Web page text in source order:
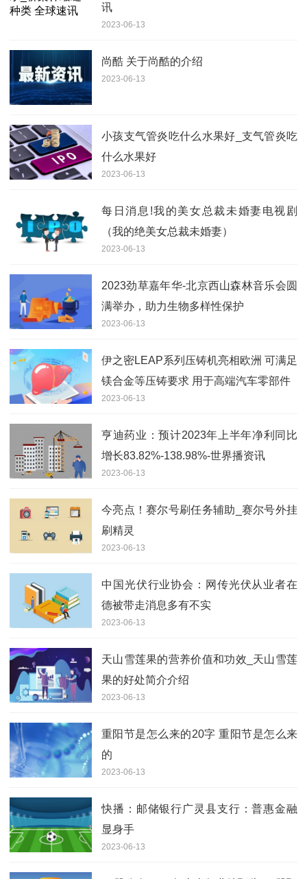
讯
2023-06-13
尚酷 关于尚酷的介绍
2023-06-13
小孩支气管炎吃什么水果好_支气管炎吃
什么水果好
2023-06-13
每日消息!我的美女总裁未婚妻电视剧
（我的绝美女总裁未婚妻）
2023-06-13
2023劲草嘉年华-北京西山森林音乐会圆
满举办，助力生物多样性保护
2023-06-13
伊之密LEAP系列压铸机亮相欧洲 可满足
镁合金等压铸要求 用于高端汽车零部件
2023-06-13
亨迪药业：预计2023年上半年净利同比
增长83.82%-138.98%-世界播资讯
2023-06-13
今亮点！赛尔号刷任务辅助_赛尔号外挂
刷精灵
2023-06-13
中国光伏行业协会：网传光伏从业者在
德被带走消息多有不实
2023-06-13
天山雪莲果的营养价值和功效_天山雪莲
果的好处简介介绍
2023-06-13
重阳节是怎么来的20字 重阳节是怎么来
的
2023-06-13
快播：邮储银行广灵县支行：普惠金融
显身手
2023-06-13